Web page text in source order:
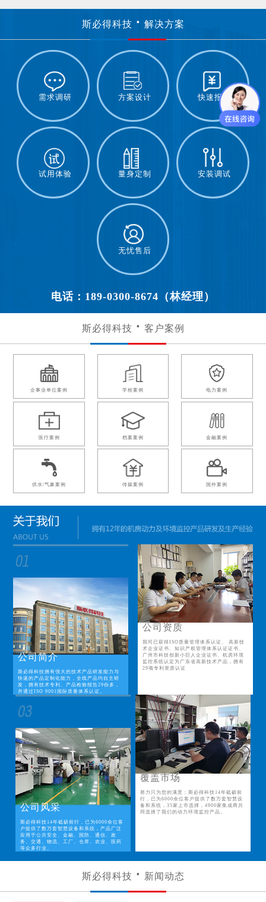
斯必得科技 解决方案
需求调研 方案设计 快速报价
试用体验 量身定制 安装调试
无忧售后
电话：189-0300-8674（林经理）
斯必得科技 客户案例
企事业单位案例 学校案例 电力案例
医疗案例 档案案例 金融案例
供水/气象案例 传媒案例 国外案例
公司简介
斯必得科技拥有强大的技术产品研发能力与
快速的产品定制化能力，全线产品均自主研
发，拥有技术专利、产品检验报告29份多，
并通过ISO 9001国际质量体系认证。
公司资质
我司已获得ISO质量管理体系认证、 高新技
术企业证书、知识产权管理体系认证证书、
广州市科技创新小巨人企业证书、机房环境
监控系统认定为广东省高新技术产品，拥有
29项专利资质认证
公司风采
斯必得科技14年砥砺前行，已为6000余位客
户提供了数万套智慧设备和系统，产品广泛
应用于公共安全、金融、国防、通信、政
务、交通、物流、工厂、仓库、农业、医药
等众多行业。
覆盖市场
努力只为您的满意；斯必得科技14年砥砺前
行，已为6000余位客户提供了数万套智慧设
备和系统，35家上市选择，4900家集成商共
同选择了我们的动力环境监控产品。
斯必得科技 新闻动态